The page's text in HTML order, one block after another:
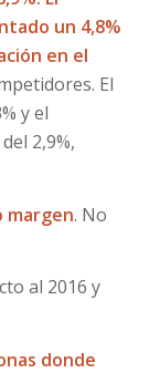
un 4,8%
en el
El
y el
2,9%,
margen. No
al 2016 y
donde